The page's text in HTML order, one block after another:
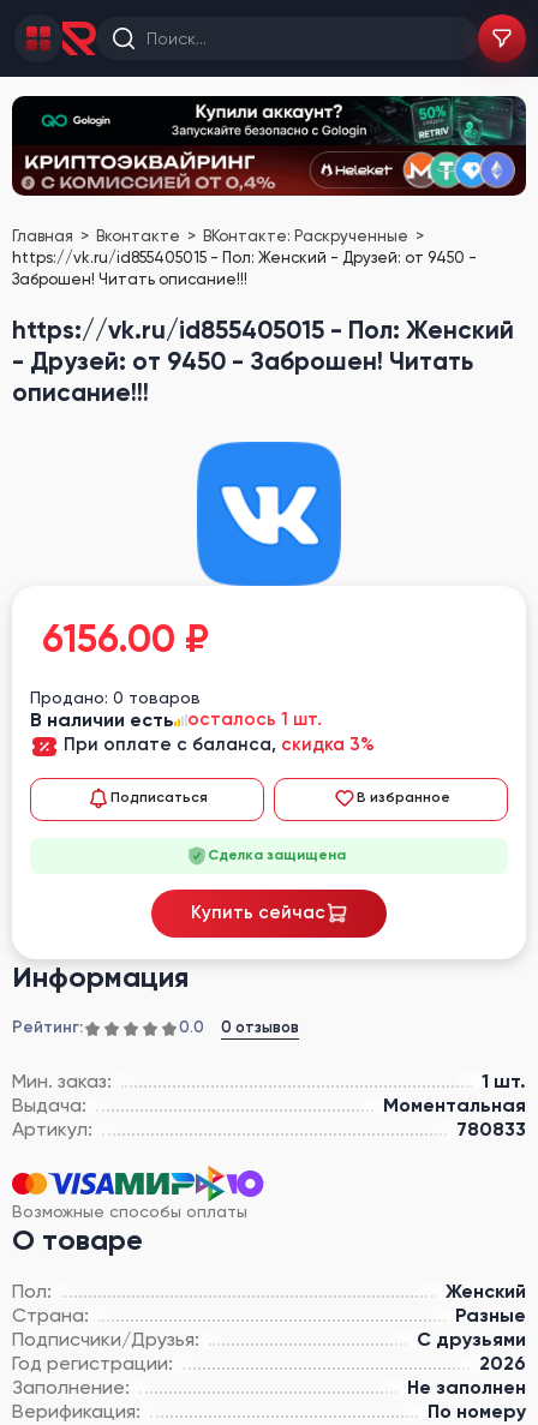
Главная Вконтакте
ВКонтакте: Раскрученные
https://vk.ru/id855405015 - Пол: Женский - Друзей: от 9450 -
Заброшен! Читать описание!!!
https://vk.ru/id855405015 - Пол: Женский
- Друзей: от 9450 - Заброшен! Читать
описание!!!
Информация
Рейтинг: 0.0 0 отзывов
Мин. заказ:
1 шт.
Выдача:
Моментальная
Артикул:
780833
Возможные способы оплаты
О товаре
Пол:
Женский
Страна:
Разные
Подписчики/Друзья:
С друзьями
Год регистрации:
2026
Заполнение:
Не заполнен
Верификация:
По номеру
6156.00 ₽
Продано: 0 товаров
В наличии есть
осталось 1 шт.
При оплате с баланса, скидка 3%
Подписаться В избранное
Сделка защищена
Купить сейчас